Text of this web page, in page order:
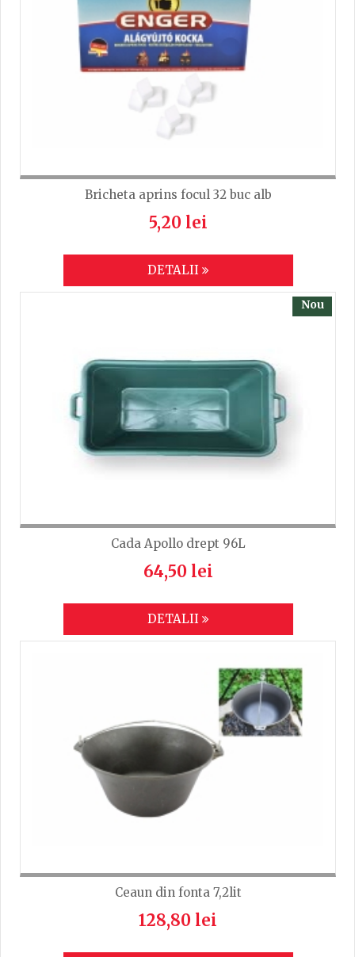
Bricheta aprins focul 32 buc alb
5,20 lei
DETALII
Nou
Cada Apollo drept 96L
64,50 lei
DETALII
Ceaun din fonta 7,2lit
128,80 lei